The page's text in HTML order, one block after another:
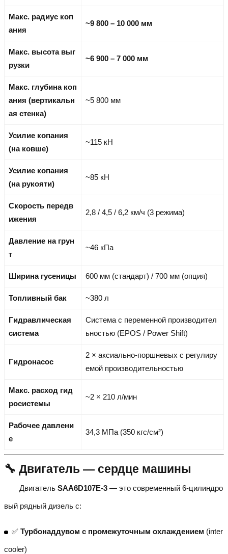
Макс. радиус коп
ания
~9 800 – 10 000 мм
Макс. высота выг
рузки
~6 900 – 7 000 мм
Макс. глубина коп
ания (вертикальн
ая стенка)
~5 800 мм
Усилие копания
(на ковше)
~115 кН
Усилие копания
(на рукояти)
~85 кН
Скорость передв
ижения
2,8 / 4,5 / 6,2 км/ч (3 режима)
Давление на грун
т
~46 кПа
Ширина гусеницы 600 мм (стандарт) / 700 мм (опция)
Топливный бак ~380 л
Гидравлическая
система
Система с переменной производител
ьностью (EPOS / Power Shift)
Гидронасос
2 × аксиально-поршневых с регулиру
емой производительностью
Макс. расход гид
росистемы
~2 × 210 л/мин
Рабочее давлени
е
34,3 МПа (350 кгс/см²)
🔧 Двигатель — сердце машины
Двигатель SAA6D107E-3 — это современный 6-цилиндро
вый рядный дизель с:
✅ Турбонаддувом с промежуточным охлаждением (inter
cooler)